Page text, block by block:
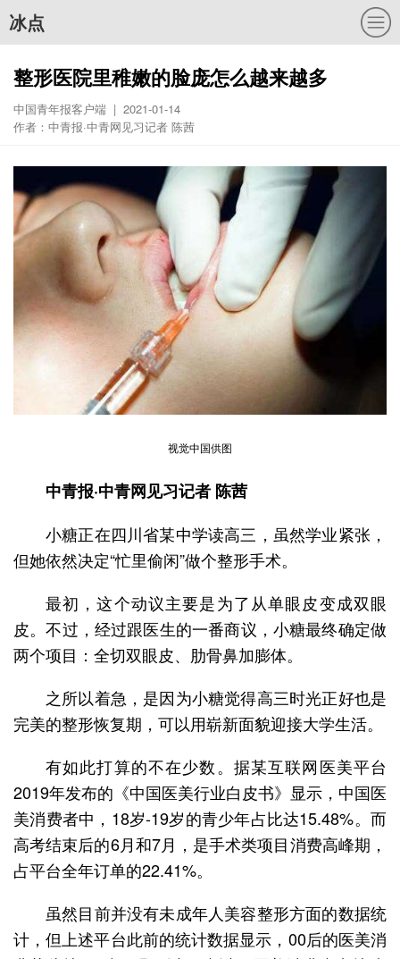
冰点
整形医院里稚嫩的脸庞怎么越来越多
中国青年报客户端 | 2021-01-14
作者：中青报·中青网见习记者 陈茜
视觉中国供图
中青报·中青网见习记者 陈茜
小糖正在四川省某中学读高三，虽然学业紧张，
但她依然决定“忙里偷闲”做个整形手术。
最初，这个动议主要是为了从单眼皮变成双眼
皮。不过，经过跟医生的一番商议，小糖最终确定做
两个项目：全切双眼皮、肋骨鼻加膨体。
之所以着急，是因为小糖觉得高三时光正好也是
完美的整形恢复期，可以用崭新面貌迎接大学生活。
有如此打算的不在少数。据某互联网医美平台
2019年发布的《中国医美行业白皮书》显示，中国医
美消费者中，18岁-19岁的青少年占比达15.48%。而
高考结束后的6月和7月，是手术类项目消费高峰期，
占平台全年订单的22.41%。
虽然目前并没有未成年人美容整形方面的数据统
计，但上述平台此前的统计数据显示，00后的医美消